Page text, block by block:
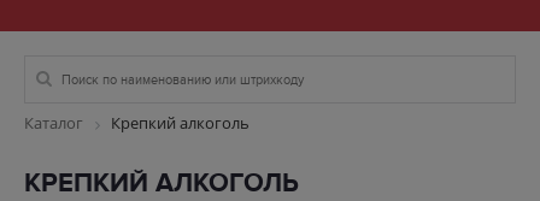
Каталог Крепкий алкоголь
КРЕПКИЙ АЛКОГОЛЬ